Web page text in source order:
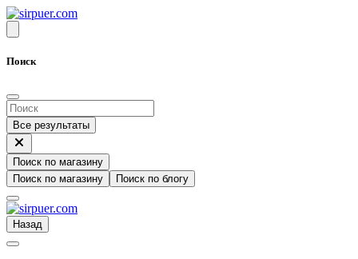
Поиск
Все результаты
Поиск по магазину
Поиск по магазину
Поиск по блогу
Назад